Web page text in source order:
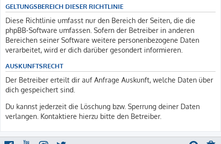
GELTUNGSBEREICH DIESER RICHTLINIE
Diese Richtlinie umfasst nur den Bereich der Seiten, die die
phpBB-Software umfassen. Sofern der Betreiber in anderen
Bereichen seiner Software weitere personenbezogene Daten
verarbeitet, wird er dich darüber gesondert informieren.
AUSKUNFTSRECHT
Der Betreiber erteilt dir auf Anfrage Auskunft, welche Daten über
dich gespeichert sind.
Du kannst jederzeit die Löschung bzw. Sperrung deiner Daten
verlangen. Kontaktiere hierzu bitte den Betreiber.